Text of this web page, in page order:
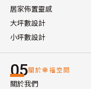
居家佈置靈感
大坪數設計
小坪數設計
05關於幸福空間
關於我們